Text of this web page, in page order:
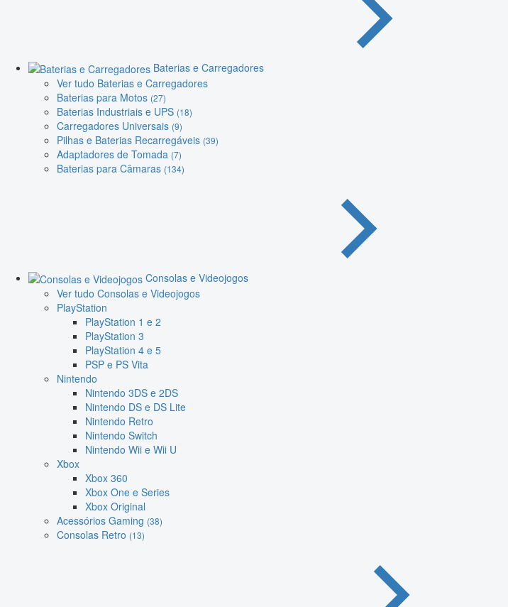
Baterias e Carregadores
Ver tudo Baterias e Carregadores
Baterias para Motos (27)
Baterias Industriais e UPS (18)
Carregadores Universais (9)
Pilhas e Baterias Recarregáveis (39)
Adaptadores de Tomada (7)
Baterias para Câmaras (134)
Consolas e Videojogos
Ver tudo Consolas e Videojogos
PlayStation
PlayStation 1 e 2
PlayStation 3
PlayStation 4 e 5
PSP e PS Vita
Nintendo
Nintendo 3DS e 2DS
Nintendo DS e DS Lite
Nintendo Retro
Nintendo Switch
Nintendo Wii e Wii U
Xbox
Xbox 360
Xbox One e Series
Xbox Original
Acessórios Gaming (38)
Consolas Retro (13)